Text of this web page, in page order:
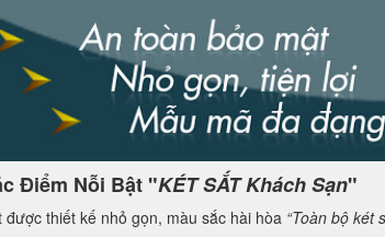
Điểm Nỗi Bật "KÉT SẮT Khách Sạn"
thiết kế nhỏ gọn, màu sắc hài hòa “Toàn bộ két